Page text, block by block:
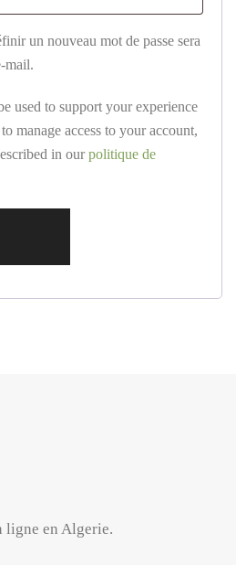
un nouveau mot de passe sera
mail.
used to support your experience
manage access to your account,
in ourpolitique de
ligne en Algerie.